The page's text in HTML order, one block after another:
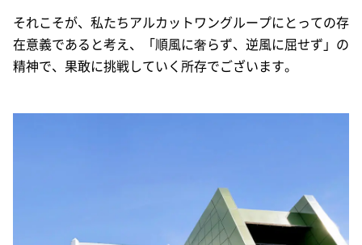
それこそが、私たちアルカットワングループにとっての存
在意義であると考え、「順風に奢らず、逆風に屈せず」の
精神で、果敢に挑戦していく所存でございます。